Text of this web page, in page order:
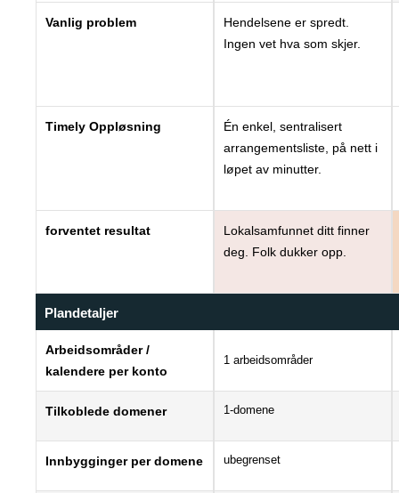
Vanlig problem
Hendelsene er spredt.
Ingen vet hva som skjer.
Timely Oppløsning
Én enkel, sentralisert
arrangementsliste, på nett i
løpet av minutter.
forventet resultat
Lokalsamfunnet ditt finner
deg. Folk dukker opp.
Plandetaljer
Arbeidsområder /
kalendere per konto
1 arbeidsområder
Tilkoblede domener 1-domene
Innbygginger per domene ubegrenset